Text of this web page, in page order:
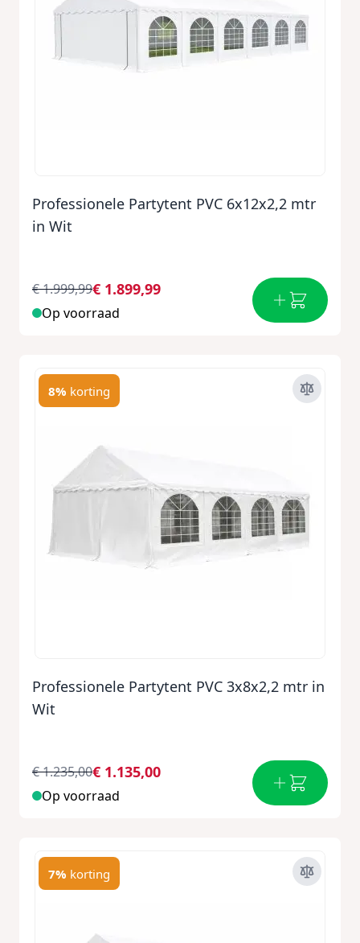
Professionele Partytent PVC 6x12x2,2 mtr
in Wit
€ 1.899,99
€ 1.999,99
Op voorraad
8% korting
Professionele Partytent PVC 3x8x2,2 mtr in
Wit
€ 1.135,00
€ 1.235,00
Op voorraad
7% korting